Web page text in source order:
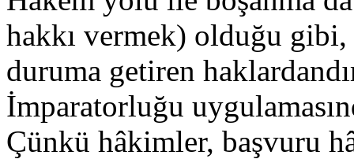
hakkı vermek) olduğu gibi,
duruma getiren
İmparatorluğu
Çünkü hâkimler, başvuru